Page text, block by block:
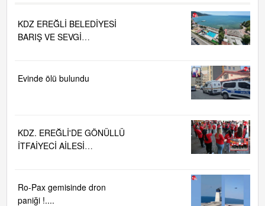
KDZ EREĞLİ BELEDİYESİ
BARIŞ VE SEVGİ
Evinde ölü bulundu
KDZ. EREĞLİ'DE GÖNÜLLÜ
İTFAİYECİ AİLESİ
Ro-Pax gemisinde dron
paniği !....